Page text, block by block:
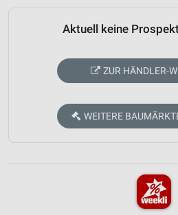
Aktuell keine
ZUR HÄNDLER-
WEITERE